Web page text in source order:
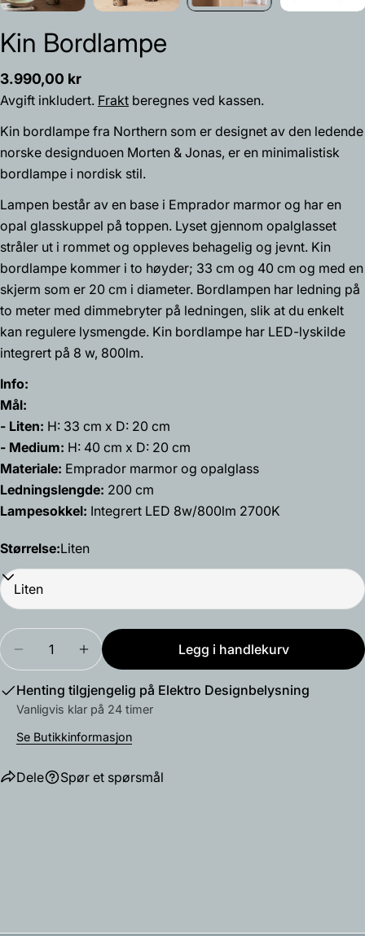
Kin Bordlampe
Vanlig
pris
3.990,00 kr
Avgift inkludert. Frakt beregnes ved kassen.
Kin bordlampe fra Northern som er designet av den ledende
norske designduoen Morten & Jonas, er en minimalistisk
bordlampe i nordisk stil.
Lampen består av en base i Emprador marmor og har en
opal glasskuppel på toppen. Lyset gjennom opalglasset
stråler ut i rommet og oppleves behagelig og jevnt. Kin
bordlampe kommer i to høyder; 33 cm og 40 cm og med en
skjerm som er 20 cm i diameter. Bordlampen har ledning på
to meter med dimmebryter på ledningen, slik at du enkelt
kan regulere lysmengde. Kin bordlampe har LED-lyskilde
integrert på 8 w, 800lm.
Info:
Mål:
- Liten: H: 33 cm x D: 20 cm
- Medium: H: 40 cm x D: 20 cm
Materiale: Emprador marmor og opalglass
Ledningslengde: 200 cm
Lampesokkel: Integrert LED 8w/800lm 2700K
Størrelse:Liten
Mengde
Reduser antallet for Kin Bordlampe
Øk antallet for Kin Bordlampe
Legg i handlekurv
Henting tilgjengelig på Elektro Designbelysning
Vanligvis klar på 24 timer
Se Butikkinformasjon
Dele
på
Facebook
på
X
på
Pinterest
Spør et spørsmål
Spør et spørsmål
Navnet
ditt
Din
epost
Din
beskjed
Feltene merket med * er obligatoriske.